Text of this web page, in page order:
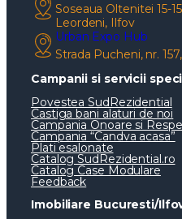
Soseaua Oltenitei 15-
Leordeni, Ilfov
Urban Expo Hub
Strada Pucheni, nr.
Campanii si servicii
Povestea SudRezidential
Castiga bani alaturi de noi
Campania Onoare si
Campania “Candva acasa”
Plati esalonate
Catalog SudRezidential.ro
Catalog Case Modulare
Feedback
Imobiliare Bucuresti/